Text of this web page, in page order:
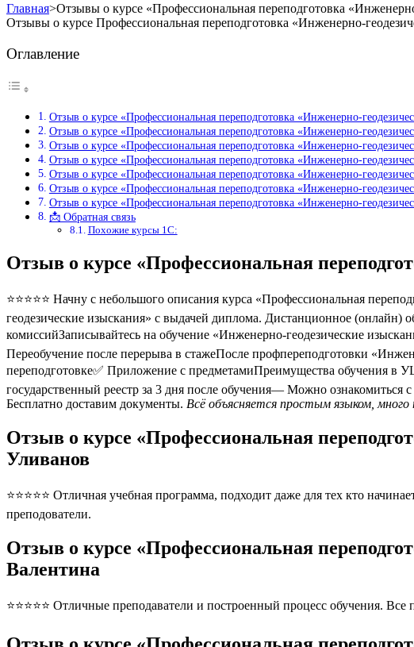
Главная>Отзывы о курсе «Профессиональная переподготовка
Отзывы о курсе Профессиональная переподготовка «Инженерно-
Оглавление
Отзыв о курсе «Профессиональная переподготовка «Инженерно-
Отзыв о курсе «Профессиональная переподготовка «Инженерно-
Отзыв о курсе «Профессиональная переподготовка «Инженерно-
Отзыв о курсе «Профессиональная переподготовка «Инженерно-
Отзыв о курсе «Профессиональная переподготовка «Инженерно-
Отзыв о курсе «Профессиональная переподготовка «Инженерно-
Отзыв о курсе «Профессиональная переподготовка «Инженерно-
📩 Обратная связь
Похожие курсы 1С:
Отзыв о курсе «Профессиональная
⭐⭐⭐⭐⭐ Начну с небольшого описания курса «Профессиональная
геодезические изыскания» с выдачей диплома. Дистанционное
комиссийЗаписывайтесь на обучение «Инженерно-геодезические
Переобучение после перерыва в стажеПосле профпереподготовки
переподготовке✅ Приложение с предметамиПреимущества обучения
государственный реестр за 3 дня после обучения— Можно
Бесплатно доставим документы. Всё объясняется простым языком,
Отзыв о курсе «Профессиональная
Уливанов
⭐⭐⭐⭐⭐ Отличная учебная программа, подходит даже для тех кто
преподователи.
Отзыв о курсе «Профессиональная
Валентина
⭐⭐⭐⭐⭐ Отличные преподаватели и построенный процесс обучения. Все